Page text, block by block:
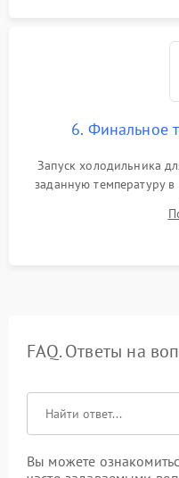
6. Финальное
Запуск холодильника
заданную температуру
компрессора,
срабатывания
FAQ. Ответы на
Вы можете